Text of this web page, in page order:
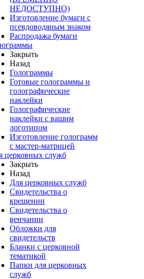
НЕДОСТУПНО)
Изготовление бумаги с
псевдоводяным знаком
Распродажа бумаги
Закрыть
Назад
Голограммы
Готовые голограммы и
голографические
наклейки
Голографические
наклейки с вашим
логотипом
Изготовление голограмм
с мастер-матрицей
церковных служб
Закрыть
Назад
Для церковных служб
Свидетельства о
крещении
Свидетельства о
венчании
Обложки для
свидетельств
Бланки с церковной
тематикой
Папки для церковных
служб